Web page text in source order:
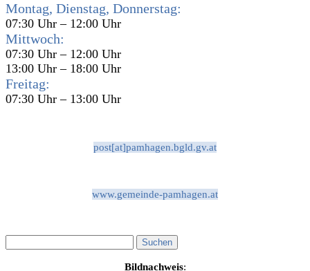
Montag, Dienstag, Donnerstag:
07:30 Uhr – 12:00 Uhr
Mittwoch:
07:30 Uhr – 12:00 Uhr
13:00 Uhr – 18:00 Uhr
Freitag:
07:30 Uhr – 13:00 Uhr
post[at]pamhagen.bgld.gv.at
www.gemeinde-pamhagen.at
Bildnachweis: